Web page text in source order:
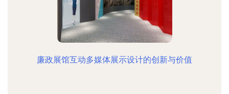
廉政展馆互动多媒体展示设计的创新与价值